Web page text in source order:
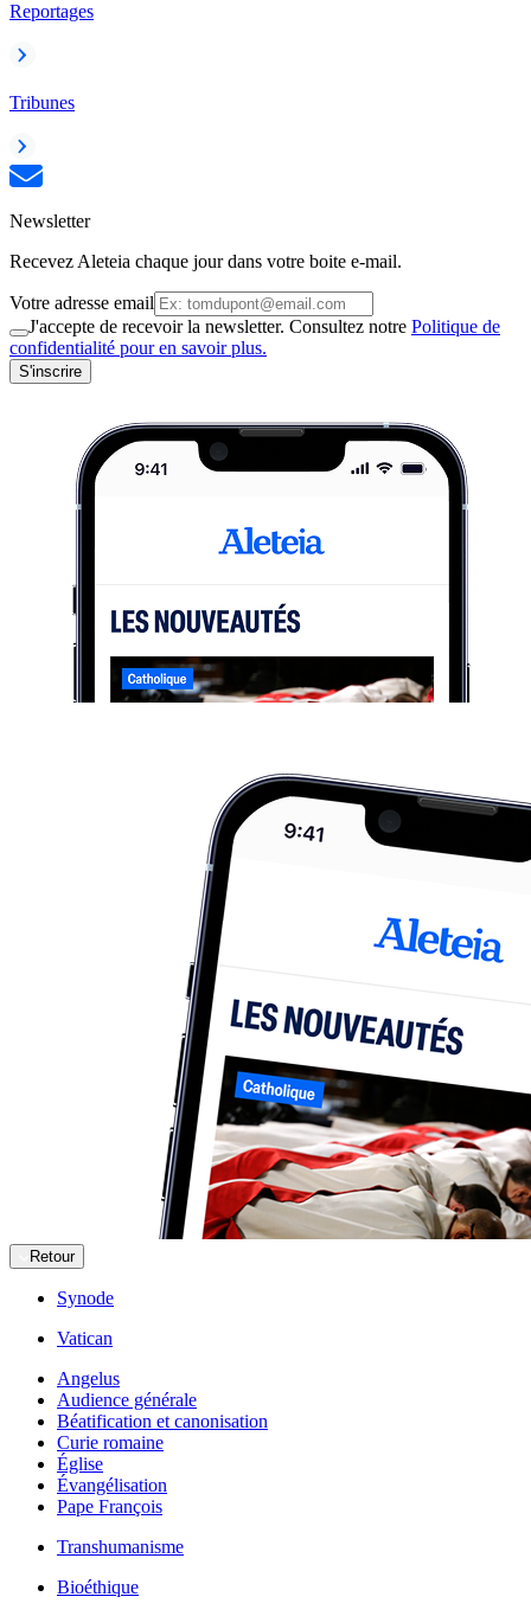
Reportages
Tribunes
Newsletter
Recevez Aleteia chaque jour dans votre boite e-mail.
Votre adresse email
J'accepte de recevoir la newsletter. Consultez notre Politique de
confidentialité pour en savoir plus.
S'inscrire
Retour
Synode
Vatican
Angelus
Audience générale
Béatification et canonisation
Curie romaine
Église
Évangélisation
Pape François
Transhumanisme
Bioéthique